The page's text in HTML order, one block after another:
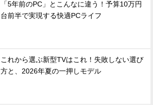
「5年前のPC」とこんなに違う！予算10万円
台前半で実現する快適PCライフ
これから選ぶ新型TVはこれ！失敗しない選び
方と、2026年夏の一押しモデル